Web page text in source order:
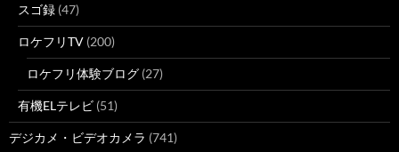
スゴ録 (47)
ロケフリTV (200)
ロケフリ体験ブログ (27)
有機ELテレビ (51)
デジカメ・ビデオカメラ (741)